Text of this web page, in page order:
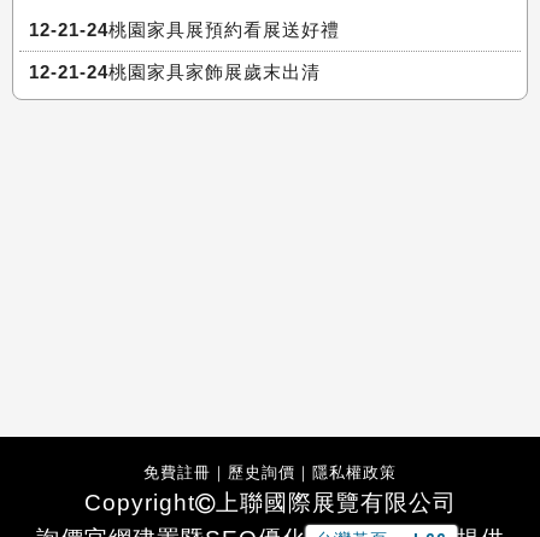
12-21-24桃園家具展預約看展送好禮
12-21-24桃園家具家飾展歲末出清
免費註冊 ｜ 歷史詢價 ｜ 隱私權政策
Copyright
上聯國際展覽有限公司